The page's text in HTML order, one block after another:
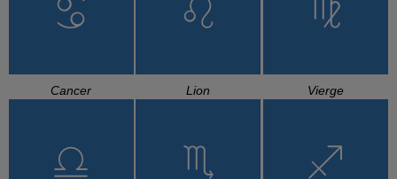
Cancer Lion Vierge